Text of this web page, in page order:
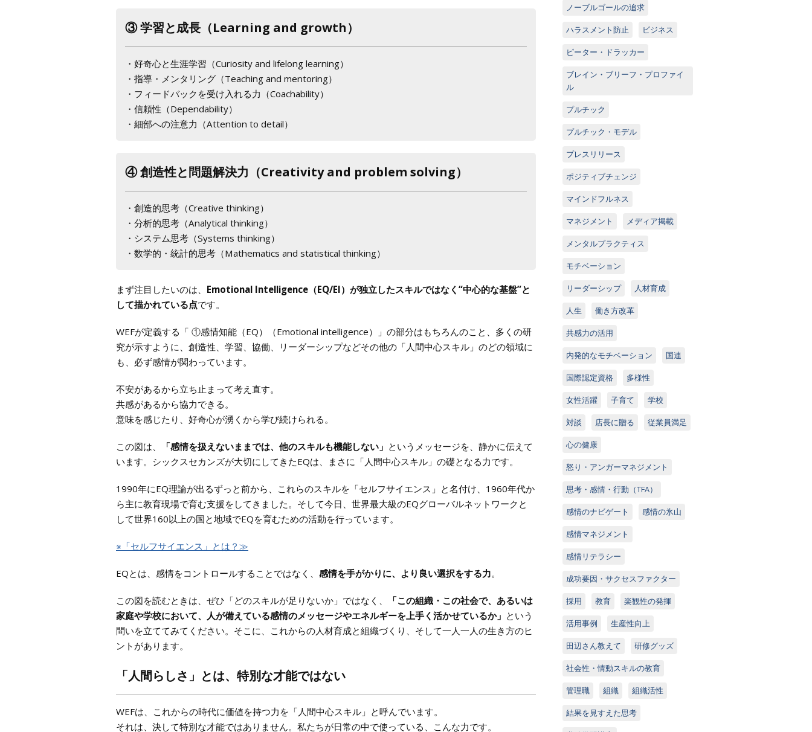
③ 学習と成長（Learning and growth）
・好奇心と生涯学習（Curiosity and lifelong learning）
・指導・メンタリング（Teaching and mentoring）
・フィードバックを受け入れる力（Coachability）
・信頼性（Dependability）
・細部への注意力（Attention to detail）
④ 創造性と問題解決力（Creativity and problem solving）
・創造的思考（Creative thinking）
・分析的思考（Analytical thinking）
・システム思考（Systems thinking）
・数学的・統計的思考（Mathematics and statistical thinking）
まず注目したいのは、 Emotional Intelligence（EQ/EI）が独立したスキルではなく“中心的な基盤”と
して描かれている点です。
WEFが定義する「 ①感情知能（EQ）（Emotional intelligence）」の部分はもちろんのこと、多くの研
究が示すように、創造性、学習、協働、リーダーシップなどその他の「人間中心スキル」のどの領域に
も、必ず感情が関わっています。
不安があるから立ち止まって考え直す。
共感があるから協力できる。
意味を感じたり、好奇心が湧くから学び続けられる。
この図は、 「感情を扱えないままでは、他のスキルも機能しない」 というメッセージを、静かに伝えて
います。シックスセカンズが大切にしてきたEQは、まさに「人間中心スキル」の礎となる力です。
1990年にEQ理論が出るずっと前から、これらのスキルを「セルフサイエンス」と名付け、1960年代か
ら主に教育現場で育む支援をしてきました。そして今日、世界最大級のEQグローバルネットワークと
して世界160以上の国と地域でEQを育むための活動を行っています。
※「セルフサイエンス」とは？≫
EQとは、感情をコントロールすることではなく、 感情を手がかりに、より良い選択をする力。
この図を読むときは、ぜひ「どのスキルが足りないか」ではなく、
「この組織・この社会で、あるいは
家庭や学校において、人が備えている感情のメッセージやエネルギーを上手く活かせているか」 という
問いを立ててみてください。そこに、これからの人材育成と組織づくり、そして一人一人の生き方のヒ
ントがあります。
「人間らしさ」とは、特別な才能ではない
WEFは、これからの時代に価値を持つ力を「人間中心スキル」と呼んでいます。
それは、決して特別な才能ではありません。私たちが日常の中で使っている、こんな力です。
ノーブルゴールの追求
ハラスメント防止 ビジネス
ピーター・ドラッカー
ブレイン・ブリーフ・プロファイ
ル
プルチック
プルチック・モデル
プレスリリース
ポジティブチェンジ
マインドフルネス
マネジメント メディア掲載
メンタルプラクティス
モチベーション
リーダーシップ 人材育成
人生 働き方改革
共感力の活用
内発的なモチベーション 国連
国際認定資格 多様性
女性活躍 子育て 学校
対談 店長に贈る 従業員満足
心の健康
怒り・アンガーマネジメント
思考・感情・行動（TFA）
感情のナビゲート 感情の氷山
感情マネジメント
感情リテラシー
成功要因・サクセスファクター
採用 教育 楽観性の発揮
活用事例 生産性向上
田辺さん教えて 研修グッズ
社会性・情動スキルの教育
管理職 組織 組織活性
結果を見すえた思考